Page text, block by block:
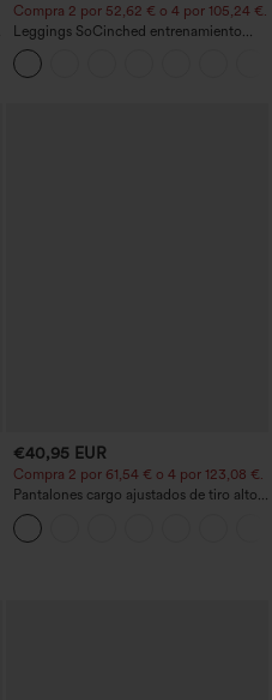
Compra 2 por 52,62 € o 4 por 105,24 €.
Leggings SoCinched entrenamiento
moldeador abdomen bolsillo lateral tiro
alto
€40,95 EUR
Compra 2 por 61,54 € o 4 por 123,08 €.
Pantalones cargo ajustados de tiro alto
con múltiples bolsillos y cremallera con
botones